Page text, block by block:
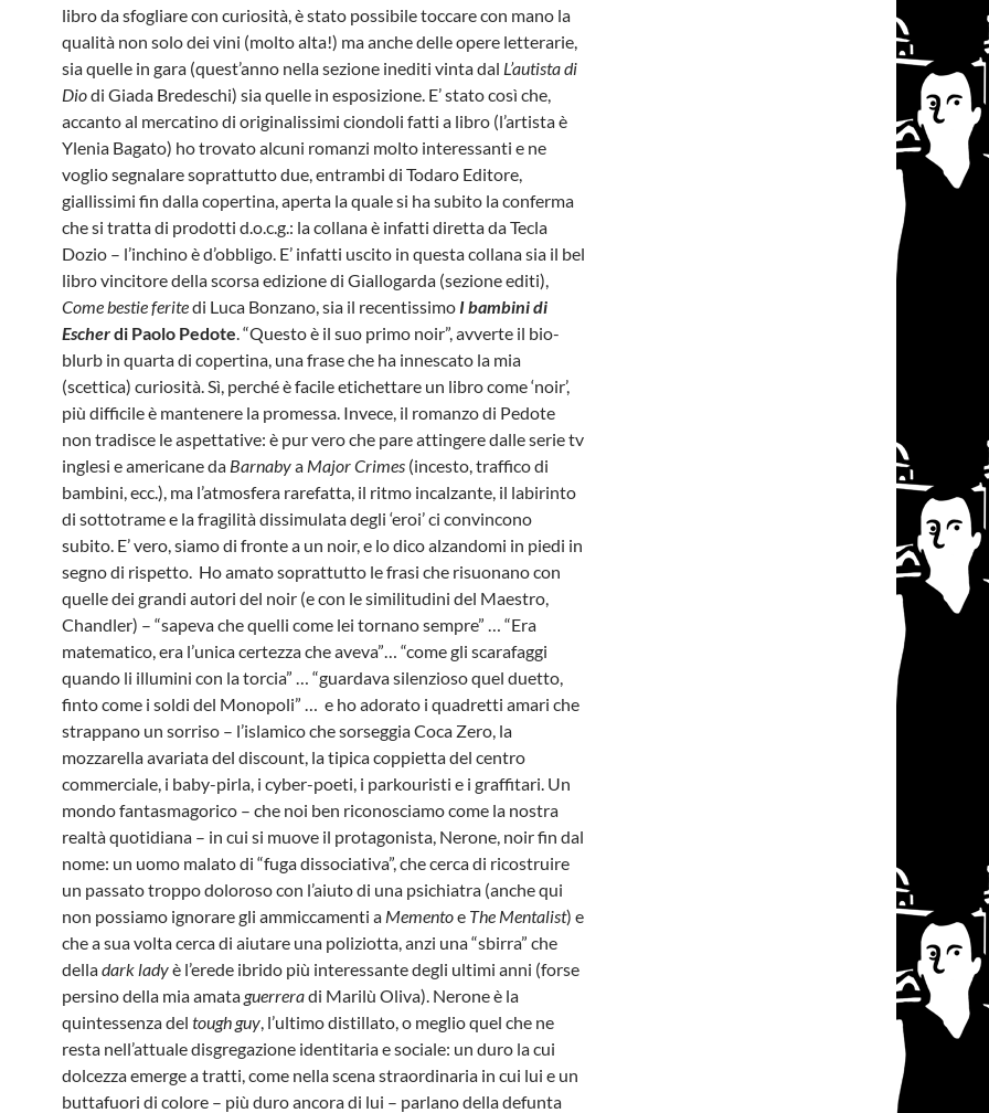
libro da sfogliare con curiosità, è stato possibile toccare con mano la
qualità non solo dei vini (molto alta!) ma anche delle opere letterarie,
sia quelle in gara (quest’anno nella sezione inediti vinta dal L’autista di
Diodi Giada Bredeschi) sia quelle in esposizione. E’ stato così che,
accanto al mercatino di originalissimi ciondoli fatti a libro (l’artista è
Ylenia Bagato) ho trovato alcuni romanzi molto interessanti e ne
voglio segnalare soprattutto due, entrambi di Todaro Editore,
giallissimi fin dalla copertina, aperta la quale si ha subito la conferma
che si tratta di prodotti d.o.c.g.: la collana è infatti diretta da Tecla
Dozio – l’inchino è d’obbligo. E’ infatti uscito in questa collana sia il bel
libro vincitore della scorsa edizione di Giallogarda (sezione editi),
Come bestie feritedi Luca Bonzano, sia il recentissimo I bambini di
Escherdi Paolo Pedote. “Questo è il suo primo noir”, avverte il bio-
blurb in quarta di copertina, una frase che ha innescato la mia
(scettica) curiosità. Sì, perché è facile etichettare un libro come ‘noir’,
più difficile è mantenere la promessa. Invece, il romanzo di Pedote
non tradisce le aspettative: è pur vero che pare attingere dalle serie tv
inglesi e americane da Barnabya Major Crimes (incesto, traffico di
bambini, ecc.), ma l’atmosfera rarefatta, il ritmo incalzante, il labirinto
di sottotrame e la fragilità dissimulata degli ‘eroi’ ci convincono
subito. E’ vero, siamo di fronte a un noir, e lo dico alzandomi in piedi in
segno di rispetto. Ho amato soprattutto le frasi che risuonano con
quelle dei grandi autori del noir (e con le similitudini del Maestro,
Chandler) – “sapeva che quelli come lei tornano sempre” … “Era
matematico, era l’unica certezza che aveva”… “come gli scarafaggi
quando li illumini con la torcia” … “guardava silenzioso quel duetto,
finto come i soldi del Monopoli” … e ho adorato i quadretti amari che
strappano un sorriso – l’islamico che sorseggia Coca Zero, la
mozzarella avariata del discount, la tipica coppietta del centro
commerciale, i baby-pirla, i cyber-poeti, i parkouristi e i graffitari. Un
mondo fantasmagorico – che noi ben riconosciamo come la nostra
realtà quotidiana – in cui si muove il protagonista, Nerone, noir fin dal
nome: un uomo malato di “fuga dissociativa”, che cerca di ricostruire
un passato troppo doloroso con l’aiuto di una psichiatra (anche qui
non possiamo ignorare gli ammiccamenti a Mementoe The Mentalist) e
che a sua volta cerca di aiutare una poliziotta, anzi una “sbirra” che
delladark ladyè l’erede ibrido più interessante degli ultimi anni (forse
persino della mia amata guerreradi Marilù Oliva). Nerone è la
quintessenza del tough guy, l’ultimo distillato, o meglio quel che ne
resta nell’attuale disgregazione identitaria e sociale: un duro la cui
dolcezza emerge a tratti, come nella scena straordinaria in cui lui e un
buttafuori di colore – più duro ancora di lui – parlano della defunta